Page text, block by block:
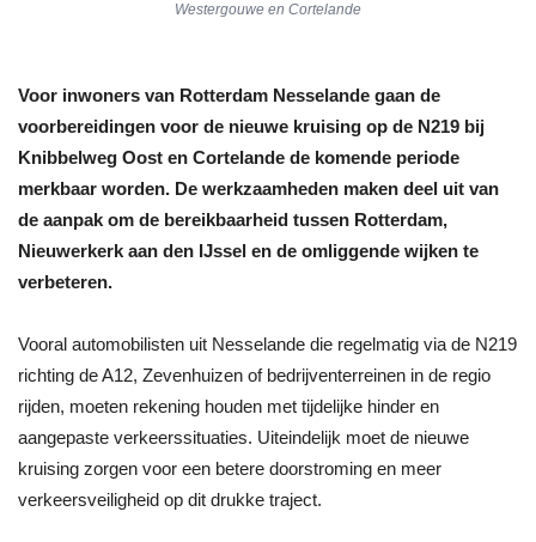
Westergouwe en Cortelande
Voor inwoners van Rotterdam Nesselande gaan de
voorbereidingen voor de nieuwe kruising op de N219 bij
Knibbelweg Oost en Cortelande de komende periode
merkbaar worden. De werkzaamheden maken deel uit van
de aanpak om de bereikbaarheid tussen Rotterdam,
Nieuwerkerk aan den IJssel en de omliggende wijken te
verbeteren.
Vooral automobilisten uit Nesselande die regelmatig via de N219
richting de A12, Zevenhuizen of bedrijventerreinen in de regio
rijden, moeten rekening houden met tijdelijke hinder en
aangepaste verkeerssituaties. Uiteindelijk moet de nieuwe
kruising zorgen voor een betere doorstroming en meer
verkeersveiligheid op dit drukke traject.